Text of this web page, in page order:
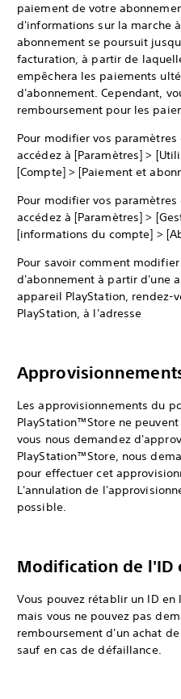
paiement de votre
d'informations sur la marche
abonnement se poursuit
facturation, à partir de
empêchera les paiements
d'abonnement. Cependant,
remboursement pour les
Pour modifier vos
accédez à [Paramètres] >
[Compte] > [Paiement et
Pour modifier vos
accédez à [Paramètres] >
[informations du compte] >
Pour savoir comment
d'abonnement à partir d'une
appareil PlayStation, rendez-
PlayStation, à l'adresse
Les approvisionnements du
PlayStation™Store ne
vous nous demandez
PlayStation™Store, nous
pour effectuer cet
L'annulation de
possible.
Modification de l'ID
Vous pouvez rétablir un ID
mais vous ne pouvez pas
remboursement d'un achat
sauf en cas de défaillance.